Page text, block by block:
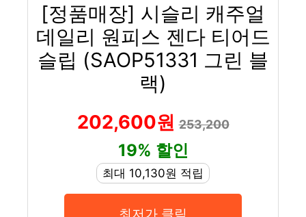
[정품매장] 시슬리 캐주얼
데일리 원피스 젠다 티어드
슬립 (SAOP51331 그린 블
랙)
202,600원253,200
19% 할인
최대 10,130원 적립
최저가 클릭